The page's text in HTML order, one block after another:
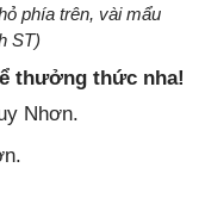
phía trên, vài mẩu
ST)
thưởng thức nha!
Nhơn.